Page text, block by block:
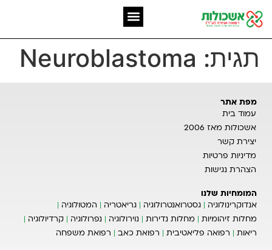
תגית: Neuroblastoma
מפת אתר
עמוד בית
אשכולות מאז 2006
יצירת קשר
מדיניות פרטיות
הצהרת נגישות
המומחיות שלנו
אנדוקרינולוגיה
גסטרואנטרולוגיה גריאטריה
המטולוגיה
מחלות זיהומיות
מחלות נדירות נוירולוגיה נפרולוגיה
קרדיולוגיה
ריאות
רפואה פליאטיבית רפואת כאב רפואת משפחה